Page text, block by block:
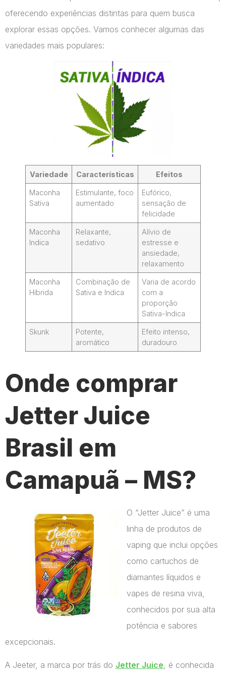
oferecendo experiências distintas para quem busca
explorar essas opções. Vamos conhecer algumas das
variedades mais populares:
Variedade Características Efeitos
Maconha
Sativa
Estimulante, foco
aumentado
Eufórico,
sensação de
felicidade
Maconha
Indica
Relaxante,
sedativo
Alívio de
estresse e
ansiedade,
relaxamento
Maconha
Híbrida
Combinação de
Sativa e Indica
Varia de acordo
com a
proporção
Sativa-Indica
Skunk
Potente,
aromático
Efeito intenso,
duradouro
Onde comprar
Jetter Juice
Brasil em
Camapuã – MS?
O “Jetter Juice” é uma
linha de produtos de
vaping que inclui opções
como cartuchos de
diamantes líquidos e
vapes de resina viva,
conhecidos por sua alta
potência e sabores
excepcionais.
A Jeeter, a marca por trás do Jetter Juice, é conhecida